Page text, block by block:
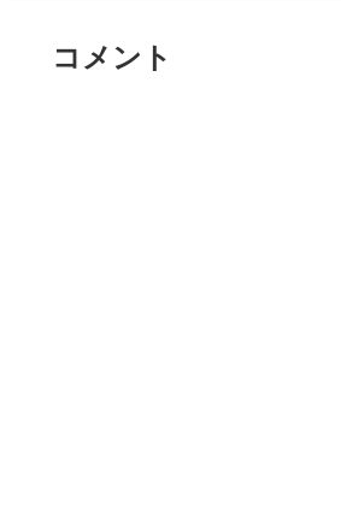
コメント